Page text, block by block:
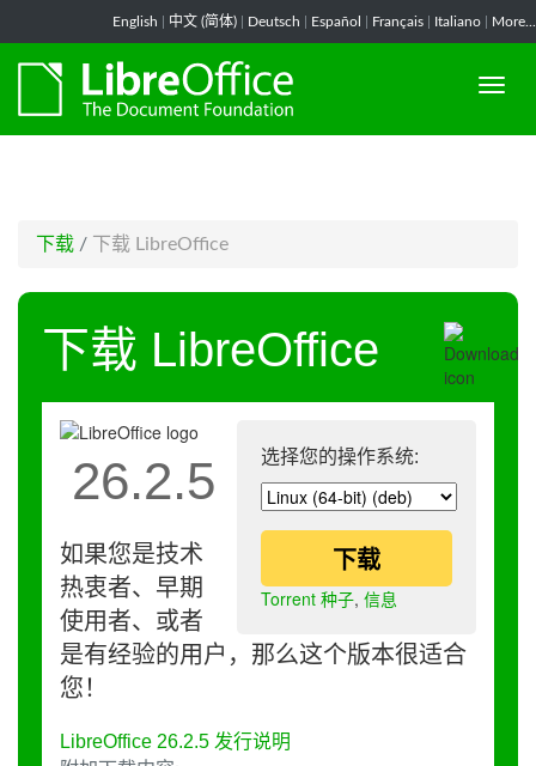
English 中文 (简体) Deutsch Español Français Italiano More...
下载 / 下载 LibreOffice
下载 LibreOffice
选择您的操作系统:
下载
Torrent 种子, 信息
26.2.5
如果您是技术
热衷者、早期
使用者、或者
是有经验的用户，那么这个版本很适合
您！
LibreOffice 26.2.5 发行说明